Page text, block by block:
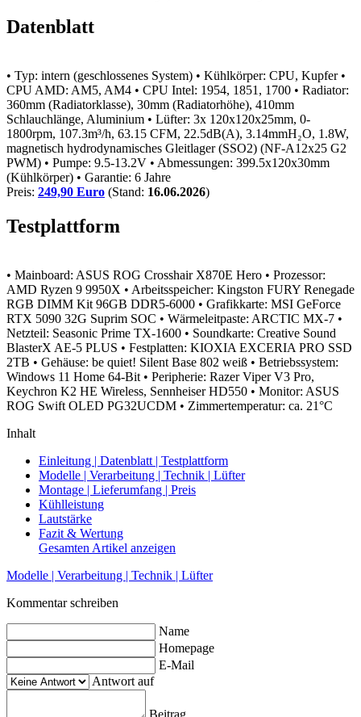
Datenblatt
• Typ: intern (geschlossenes System) • Kühlkörper: CPU, Kupfer •
CPU AMD: AM5, AM4 • CPU Intel: 1954, 1851, 1700 • Radiator:
360mm (Radiatorklasse), 30mm (Radiatorhöhe), 410mm
Schlauchlänge, Aluminium • Lüfter: 3x 120x120x25mm, 0-
1800rpm, 107.3m³/h, 63.15 CFM, 22.5dB(A), 3.14mmH₂O, 1.8W,
magnetisch hydrodynamisches Gleitlager (SSO2) (NF-A12x25 G2
PWM) • Pumpe: 9.5-13.2V • Abmessungen: 399.5x120x30mm
(Kühlkörper) • Garantie: 6 Jahre
Preis: 249,90 Euro (Stand: 16.06.2026)
Testplattform
• Mainboard: ASUS ROG Crosshair X870E Hero • Prozessor:
AMD Ryzen 9 9950X • Arbeitsspeicher: Kingston FURY Renegade
RGB DIMM Kit 96GB DDR5-6000 • Grafikkarte: MSI GeForce
RTX 5090 32G Suprim SOC • Wärmeleitpaste: ARCTIC MX-7 •
Netzteil: Seasonic Prime TX-1600 • Soundkarte: Creative Sound
BlasterX AE-5 PLUS • Festplatten: KIOXIA EXCERIA PRO SSD
2TB • Gehäuse: be quiet! Silent Base 802 weiß • Betriebssystem:
Windows 11 Home 64-Bit • Peripherie: Razer Viper V3 Pro,
Keychron K2 HE Wireless, Sennheiser HD550 • Monitor: ASUS
ROG Swift OLED PG32UCDM • Zimmertemperatur: ca. 21°C
Inhalt
Einleitung | Datenblatt | Testplattform
Modelle | Verarbeitung | Technik | Lüfter
Montage | Lieferumfang | Preis
Kühlleistung
Lautstärke
Fazit & Wertung
Gesamten Artikel anzeigen
Modelle | Verarbeitung | Technik | Lüfter
Kommentar schreiben
Name
Homepage
E-Mail
Antwort auf
Beitrag